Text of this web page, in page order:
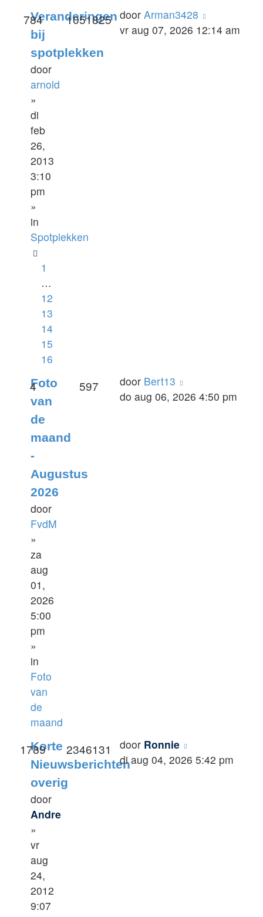
Veranderingen
bij
spotplekken
door
arnold
»
di
feb
26,
2013
3:10
pm
»
in
Spotplekken
1
…
12
13
14
15
16
784 1051825 door Arman3428
vr aug 07, 2026 12:14 am
Foto
van
de
maand
-
Augustus
2026
door
FvdM
»
za
aug
01,
2026
5:00
pm
»
in
Foto
van
de
maand
4 597 door Bert13
do aug 06, 2026 4:50 pm
Korte
Nieuwsberichten
overig
door
Andre
»
vr
aug
24,
2012
9:07
1789 2346131 door Ronnie
di aug 04, 2026 5:42 pm